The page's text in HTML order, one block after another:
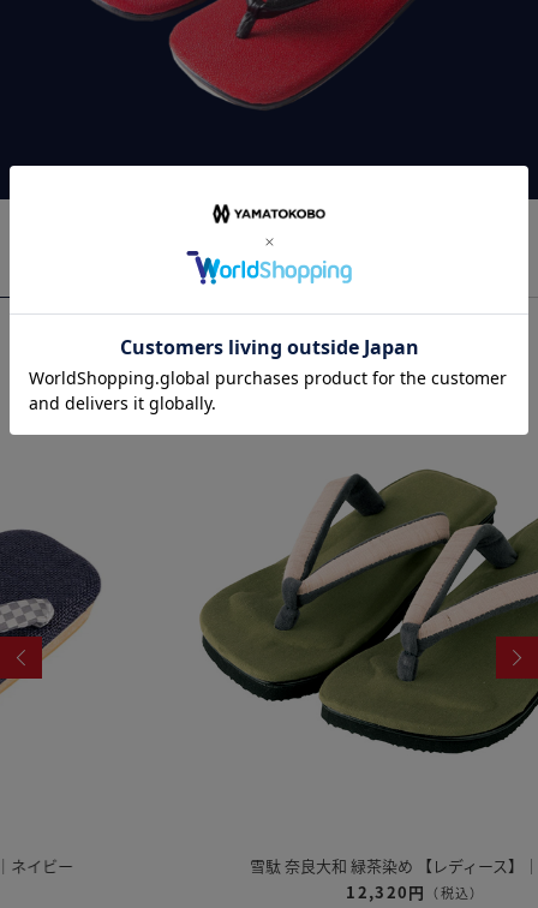
おすすめ商品
雪駄 奈良大和 緑茶染め 【レディース】｜R1162